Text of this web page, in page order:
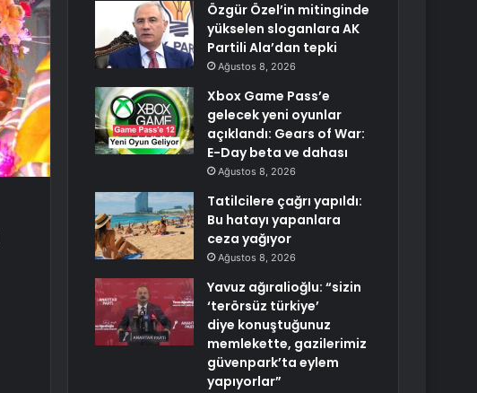
Özgür Özel’in mitinginde
yükselen sloganlara AK
Partili Ala’dan tepki
Ağustos 8, 2026
Xbox Game Pass’e
gelecek yeni oyunlar
açıklandı: Gears of War:
E-Day beta ve dahası
Ağustos 8, 2026
Tatilcilere çağrı yapıldı:
Bu hatayı yapanlara
ceza yağıyor
Ağustos 8, 2026
Yavuz ağıralioğlu: “sizin
‘terörsüz türkiye’
diye konuştuğunuz
memlekette, gazilerimiz
güvenpark’ta eylem
yapıyorlar”